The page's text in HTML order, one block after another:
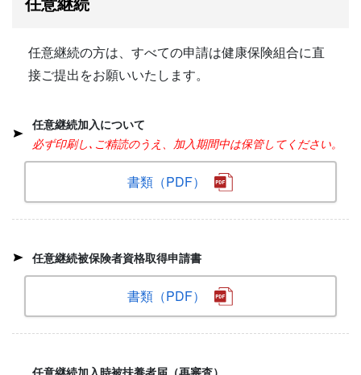
任意継続の方は、すべての申請は健康保険組合に直
接ご提出をお願いいたします。
任意継続加入について
必ず印刷し､ご精読のうえ、加入期間中は保管してください。
書類（PDF）
任意継続被保険者資格取得申請書
書類（PDF）
任意継続加入時被扶養者届（再審査）